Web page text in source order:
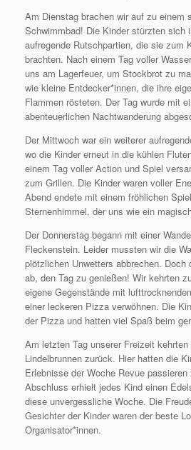
Am Dienstag brachen wir auf zu einem
Schwimmbad! Die Kinder stürzten sich
aufregende Rutschpartien, die sie zum
brachten. Nach einem Tag voller
uns am Lagerfeuer, um Stockbrot zu
wie kleine Entdecker*innen, die ihre
Flammen rösteten. Der Tag wurde mit
abenteuerlichen Nachtwanderung
Der Mittwoch war ein weiterer
wo die Kinder erneut in die kühlen
einem Tag voller Action und Spiel
zum Grillen. Die Kinder waren voller
Abend endete mit einem fröhlichen
Sternenhimmel, der uns wie ein
Der Donnerstag begann mit einer
Fleckenstein. Leider mussten wir die
plötzlichen Unwetters abbrechen.
ab, den Tag zu genießen! Wir kehrten
eigene Gegenstände mit
einer leckeren Pizza verwöhnen. Die
der Pizza und hatten viel Spaß beim
Am letzten Tag unserer Freizeit
Lindelbrunnen zurück. Hier hatten die
Erlebnisse der Woche Revue
Abschluss erhielt jedes Kind einen
diese unvergessliche Woche. Die
Gesichter der Kinder waren der beste
Organisator*innen.